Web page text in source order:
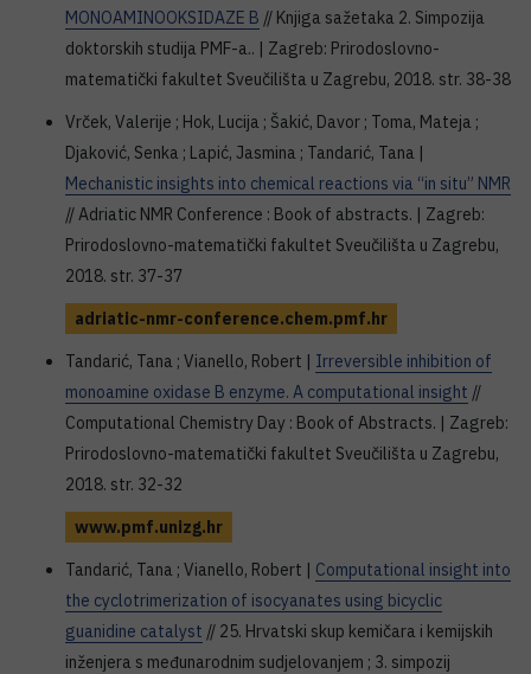
MONOAMINOOKSIDAZE B // Knjiga sažetaka 2. Simpozija
doktorskih studija PMF-a.. | Zagreb: Prirodoslovno-
matematički fakultet Sveučilišta u Zagrebu, 2018. str. 38-38
Vrček, Valerije ; Hok, Lucija ; Šakić, Davor ; Toma, Mateja ;
Djaković, Senka ; Lapić, Jasmina ; Tandarić, Tana |
Mechanistic insights into chemical reactions via “in situ” NMR
// Adriatic NMR Conference : Book of abstracts. | Zagreb:
Prirodoslovno-matematički fakultet Sveučilišta u Zagrebu,
2018. str. 37-37
adriatic-nmr-conference.chem.pmf.hr
Tandarić, Tana ; Vianello, Robert | Irreversible inhibition of
monoamine oxidase B enzyme. A computational insight //
Computational Chemistry Day : Book of Abstracts. | Zagreb:
Prirodoslovno-matematički fakultet Sveučilišta u Zagrebu,
2018. str. 32-32
www.pmf.unizg.hr
Tandarić, Tana ; Vianello, Robert | Computational insight into
the cyclotrimerization of isocyanates using bicyclic
guanidine catalyst // 25. Hrvatski skup kemičara i kemijskih
inženjera s međunarodnim sudjelovanjem ; 3. simpozij